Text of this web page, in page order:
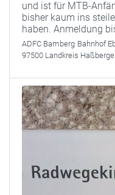
und ist für MTB-
bisher kaum ins
haben. Anmeldung
ADFC Bamberg Bahnhof
97500 Landkreis Haßberge